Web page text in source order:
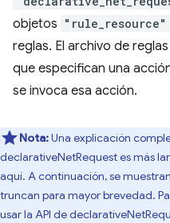
objetos "rule_resource"
reglas. El archivo de
que especifican una
se invoca esa acción.
Nota:Una explicación
declarativeNetRequest es más
aquí. A continuación, se
truncan para mayor brevedad.
usar la API de